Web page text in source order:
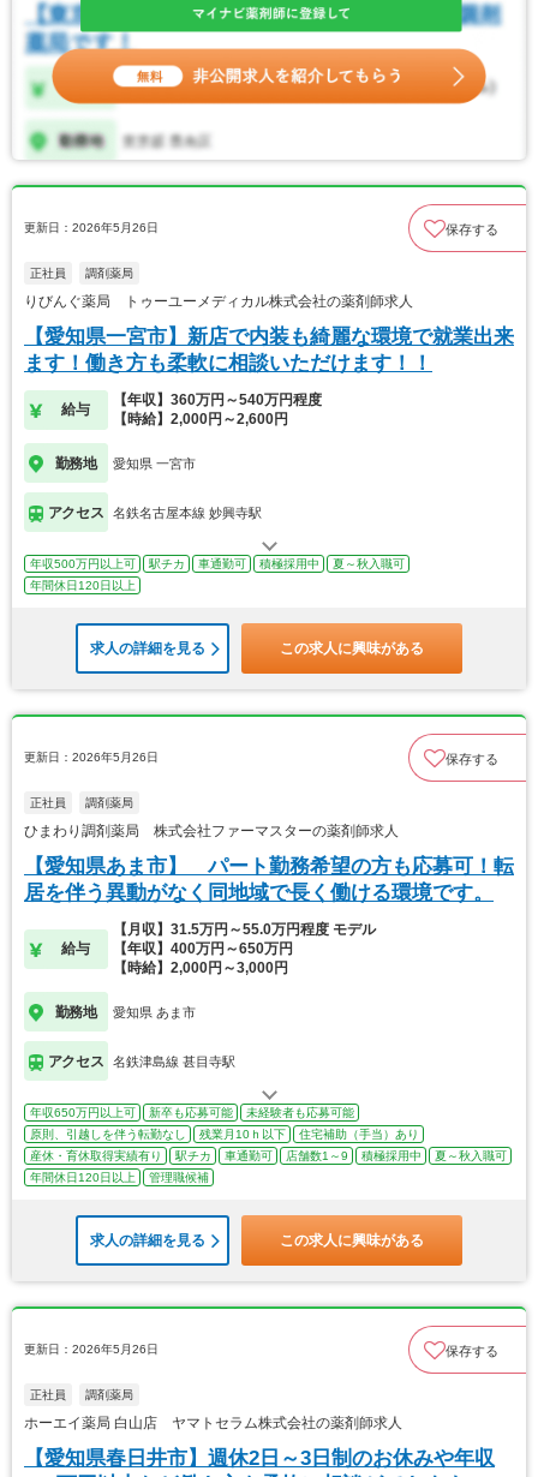
更新日：2026年5月26日 保存する
正社員 調剤薬局
りびんぐ薬局 トゥーユーメディカル株式会社の薬剤師求人
【愛知県一宮市】新店で内装も綺麗な環境で就業出来
ます！働き方も柔軟に相談いただけます！！
給与
【年収】360万円～540万円程度
【時給】2,000円～2,600円
勤務地 愛知県 一宮市
アクセス 名鉄名古屋本線 妙興寺駅
年収500万円以上可 駅チカ 車通勤可 積極採用中
夏～秋入職可
年間休日120日以上
求人の詳細を見る この求人に興味がある
更新日：2026年5月26日 保存する
正社員 調剤薬局
ひまわり調剤薬局 株式会社ファーマスターの薬剤師求人
【愛知県あま市】 パート勤務希望の方も応募可！転
居を伴う異動がなく同地域で長く働ける環境です。
給与
【月収】31.5万円～55.0万円程度 モデル
【年収】400万円～650万円
【時給】2,000円～3,000円
勤務地 愛知県 あま市
アクセス 名鉄津島線 甚目寺駅
年収650万円以上可 新卒も応募可能
未経験者も応募可能
原則、引越しを伴う転勤なし
残業月10ｈ以下
住宅補助（手当）あり
産休・育休取得実績有り
駅チカ 車通勤可 店舗数1～9 積極採用中
夏～秋入職可
年間休日120日以上
管理職候補
求人の詳細を見る この求人に興味がある
更新日：2026年5月26日 保存する
正社員 調剤薬局
ホーエイ薬局 白山店 ヤマトセラム株式会社の薬剤師求人
【愛知県春日井市】週休2日～3日制のお休みや年収